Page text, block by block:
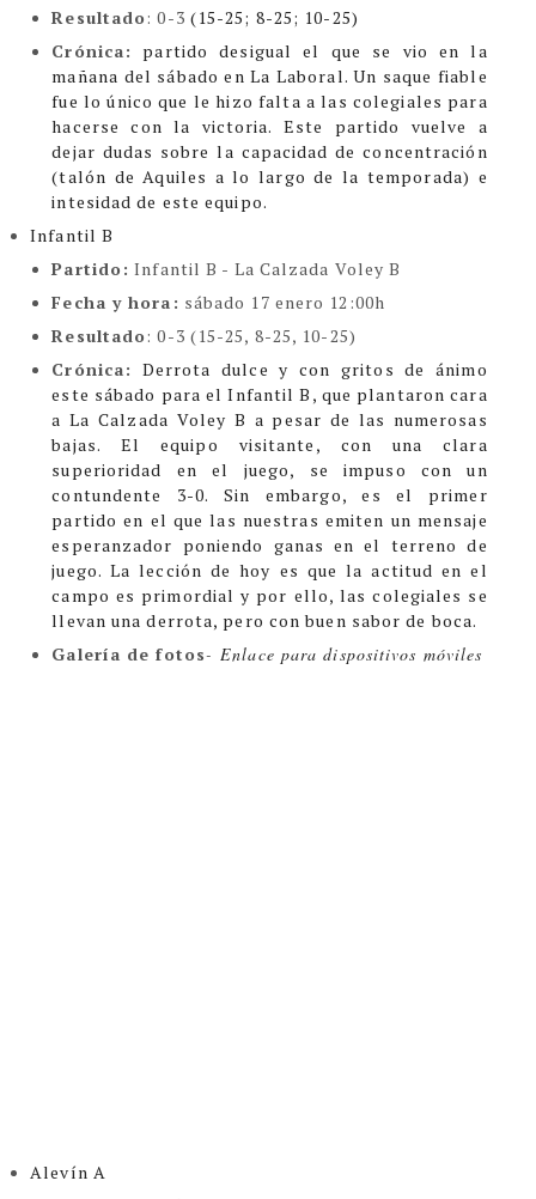
Resultado: 0-3 (15-25; 8-25; 10-25)
Crónica:
partido desigual el que se vio en la
mañana del sábado en La Laboral.Un saque fiable
fue lo único que le hizo falta a las colegiales para
hacerse con la victoria. Este partido vuelve a
dejar dudas sobre la capacidad de concentración
(talón de Aquiles a lo largo de la temporada) e
intesidad de este equipo.
Infantil B
Partido: Infantil B - La Calzada Voley B
Fecha y hora: sábado 17 enero 12:00h
Resultado: 0-3 (15-25, 8-25, 10-25)
Crónica: Derrota dulce y con gritos de ánimo
este sábado para el Infantil B, que plantaron cara
a La Calzada Voley B a pesar de las numerosas
bajas. El equipo visitante, con una clara
superioridad en el juego, se impuso con un
contundente 3-0. Sin embargo, es el primer
partido en el que las nuestras emiten un mensaje
esperanzador poniendo ganas en el terreno de
juego. La lección de hoy es que la actitud en el
campo es primordial y por ello, las colegiales se
llevan una derrota, pero con buen sabor de boca.
Galería de fotos-Enlace para dispositivos móviles
Alevín A